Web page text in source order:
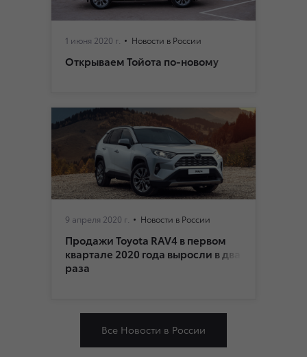
1 июня 2020 г. Новости в России
Открываем Тойота по-новому
9 апреля 2020 г. Новости в России
Продажи Toyota RAV4 в первом
квартале 2020 года выросли в два
раза
Все Новости в России